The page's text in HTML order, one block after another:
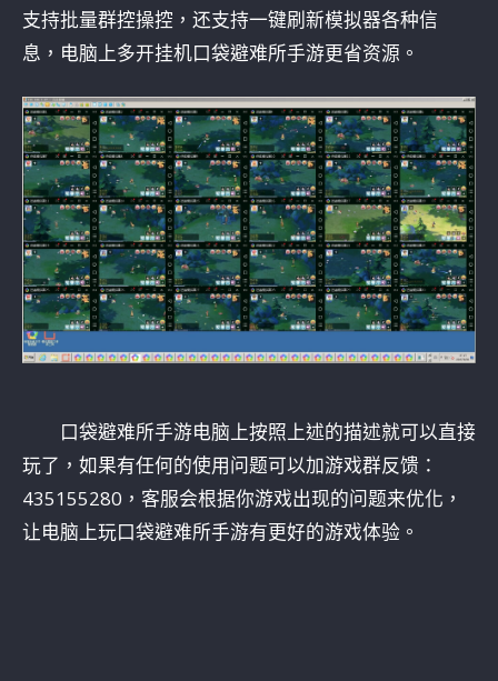
支持批量群控操控，还支持一键刷新模拟器各种信
息，电脑上多开挂机口袋避难所手游更省资源。
口袋避难所手游电脑上按照上述的描述就可以直接
玩了，如果有任何的使用问题可以加游戏群反馈：
435155280，客服会根据你游戏出现的问题来优化，
让电脑上玩口袋避难所手游有更好的游戏体验。